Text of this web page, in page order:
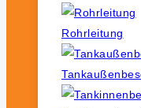
Rohrleitung